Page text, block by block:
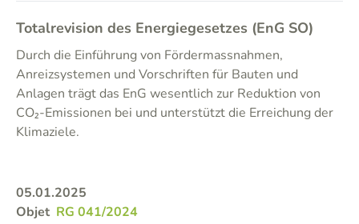
Totalrevision des Energiegesetzes (EnG SO)
Durch die Einführung von Fördermassnahmen,
Anreizsystemen und Vorschriften für Bauten und
Anlagen trägt das EnG wesentlich zur Reduktion von
CO₂-Emissionen bei und unterstützt die Erreichung der
Klimaziele.
05.01.2025
Objet RG 041/2024